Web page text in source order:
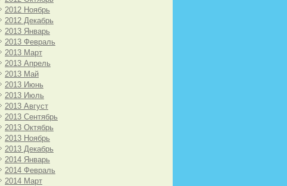
2012 Ноябрь
2012 Декабрь
2013 Январь
2013 Февраль
2013 Март
2013 Апрель
2013 Май
2013 Июнь
2013 Июль
2013 Август
2013 Сентябрь
2013 Октябрь
2013 Ноябрь
2013 Декабрь
2014 Январь
2014 Февраль
2014 Март